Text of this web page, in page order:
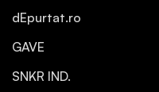
dEpurtat.ro
GAVE
SNKR IND.